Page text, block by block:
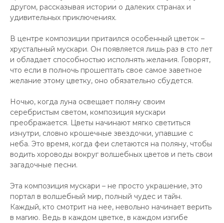
другом, рассказывая истории о далеких странах и
удивительных приключениях.
В центре композиции притаился особенный цветок –
хрустальный мускари. Он появляется лишь раз в сто лет
и обладает способностью исполнять желания. Говорят,
что если в полночь прошептать свое самое заветное
желание этому цветку, оно обязательно сбудется.
Ночью, когда луна освещает поляну своим
серебристым светом, композиция мускари
преображается. Цветы начинают мягко светиться
изнутри, словно крошечные звездочки, упавшие с
неба. Это время, когда феи слетаются на поляну, чтобы
водить хороводы вокруг волшебных цветов и петь свои
загадочные песни.
Эта композиция мускари – не просто украшение, это
портал в волшебный мир, полный чудес и тайн.
Каждый, кто смотрит на нее, невольно начинает верить
в магию. Ведь в каждом цветке, в каждом изгибе